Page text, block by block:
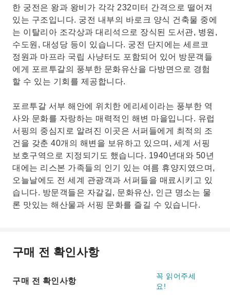
한 궁전은 왕과 왕비가 각각 232미터 간격으로 떨어져
있는 구조입니다. 궁전 내부의 바로크 양식 건축물 중에
는 이탈리아 조각상과 대리석으로 장식된 도서관, 병원,
수도원, 대성당 등이 있습니다. 궁전 단지에는 세르코
정원과 마프라 국립 사냥터도 포함되어 있어 방문객들
에게 포르투갈의 풍부한 문화유산을 다방면으로 경험
할 수 있는 기회를 제공합니다.
포르투갈 서부 해안에 위치한 에리세이라는 풍부한 역
사와 문화를 자랑하는 매력적인 해변 마을입니다. 유럽
서핑의 중심지로 알려진 이곳은 서퍼들에게 최적의 조
건을 갖춘 40개의 해변을 보유하고 있으며, 세계 서핑
보호구역으로 지정되기도 했습니다. 1940년대와 50년
대에는 리스본 가족들의 인기 있는 여름 휴양지였으며,
오늘날에도 전 세계 관광객과 서퍼들을 매료시키고 있
습니다. 방문객들은 자갈길, 문화유산, 인근 명소는 물
론 맛있는 해산물과 서핑 문화를 즐길 수 있습니다.
구매 전 확인사항
구매 전 확인사항
꼭 읽어주세
요!